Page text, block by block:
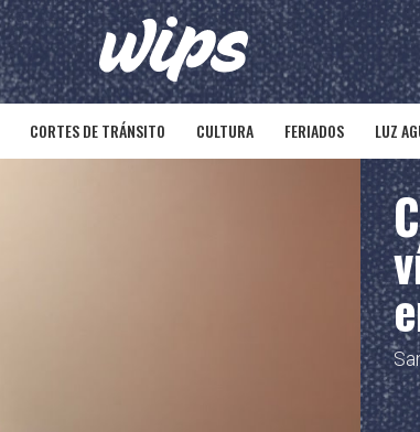
CORTES DE TRÁNSITO CULTURA FERIADOS LUZ